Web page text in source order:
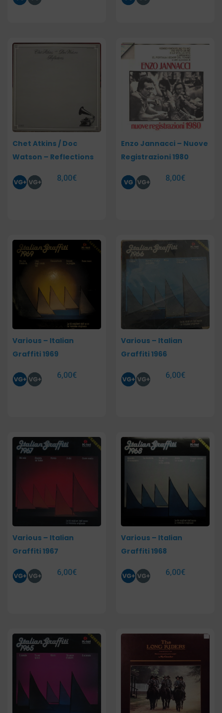
Chet Atkins / Doc
Watson – Reflections
8,00€
Enzo Jannacci – Nuove
Registrazioni 1980
8,00€
Various – Italian
Graffiti 1969
6,00€
Various – Italian
Graffiti 1966
6,00€
Various – Italian
Graffiti 1967
6,00€
Various – Italian
Graffiti 1968
6,00€